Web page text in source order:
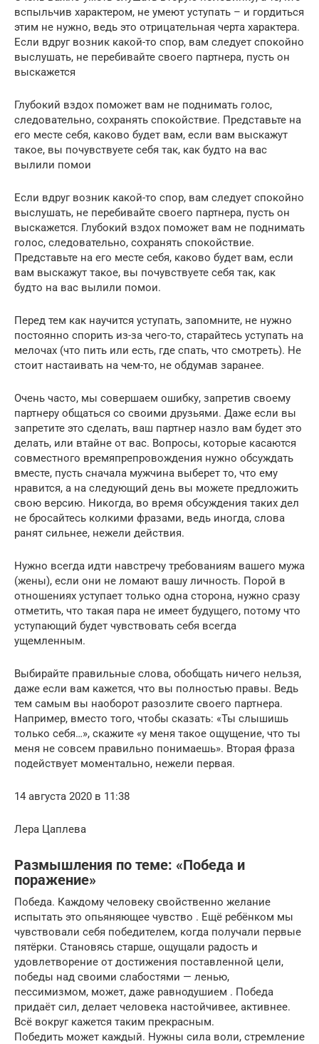
вспыльчив характером, не умеют уступать – и гордиться
этим не нужно, ведь это отрицательная черта характера.
Если вдруг возник какой-то спор, вам следует спокойно
выслушать, не перебивайте своего партнера, пусть он
выскажется
Глубокий вздох поможет вам не поднимать голос,
следовательно, сохранять спокойствие. Представьте на
его месте себя, каково будет вам, если вам выскажут
такое, вы почувствуете себя так, как будто на вас
вылили помои
Если вдруг возник какой-то спор, вам следует спокойно
выслушать, не перебивайте своего партнера, пусть он
выскажется. Глубокий вздох поможет вам не поднимать
голос, следовательно, сохранять спокойствие.
Представьте на его месте себя, каково будет вам, если
вам выскажут такое, вы почувствуете себя так, как
будто на вас вылили помои.
Перед тем как научится уступать, запомните, не нужно
постоянно спорить из-за чего-то, старайтесь уступать на
мелочах (что пить или есть, где спать, что смотреть). Не
стоит настаивать на чем-то, не обдумав заранее.
Очень часто, мы совершаем ошибку, запретив своему
партнеру общаться со своими друзьями. Даже если вы
запретите это сделать, ваш партнер назло вам будет это
делать, или втайне от вас. Вопросы, которые касаются
совместного времяпрепровождения нужно обсуждать
вместе, пусть сначала мужчина выберет то, что ему
нравится, а на следующий день вы можете предложить
свою версию. Никогда, во время обсуждения таких дел
не бросайтесь колкими фразами, ведь иногда, слова
ранят сильнее, нежели действия.
Нужно всегда идти навстречу требованиям вашего мужа
(жены), если они не ломают вашу личность. Порой в
отношениях уступает только одна сторона, нужно сразу
отметить, что такая пара не имеет будущего, потому что
уступающий будет чувствовать себя всегда
ущемленным.
Выбирайте правильные слова, обобщать ничего нельзя,
даже если вам кажется, что вы полностью правы. Ведь
тем самым вы наоборот разозлите своего партнера.
Например, вместо того, чтобы сказать: «Ты слышишь
только себя…», скажите «у меня такое ощущение, что ты
меня не совсем правильно понимаешь». Вторая фраза
подействует моментально, нежели первая.
14 августа 2020 в 11:38
Лера Цаплева
Размышления по теме: «Победа и
поражение»
Победа. Каждому человеку свойственно желание
испытать это опьяняющее чувство . Ещё ребёнком мы
чувствовали себя победителем, когда получали первые
пятёрки. Становясь старше, ощущали радость и
удовлетворение от достижения поставленной цели,
победы над своими слабостями — ленью,
пессимизмом, может, даже равнодушием . Победа
придаёт сил, делает человека настойчивее, активнее.
Всё вокруг кажется таким прекрасным.
Победить может каждый. Нужны сила воли, стремление